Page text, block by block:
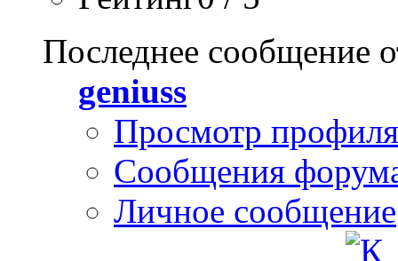
Последнее сообщение
geniuss
Просмотр профиля
Сообщения
Личное сообщение